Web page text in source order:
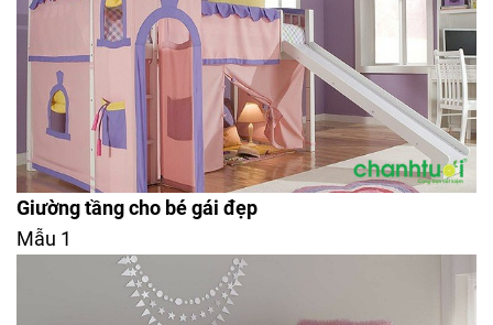
Giường tầng cho bé gái đẹp
Mẫu 1